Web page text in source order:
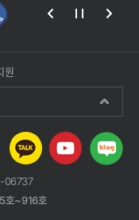
원
06737
호~916호